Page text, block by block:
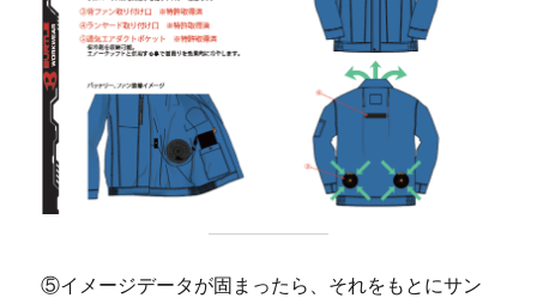
⑤イメージデータが固まったら、それをもとにサン